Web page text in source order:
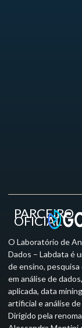
PARCEIRO
OFICIAL
O Laboratório de
Dados – Labdata é
de ensino,
em análise de
aplicada, data
artificial e análise
Dirigido pela